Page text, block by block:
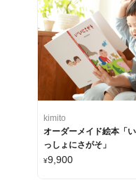
kimito
オーダーメイド絵本「い
っしょにさがそ」
¥9,900